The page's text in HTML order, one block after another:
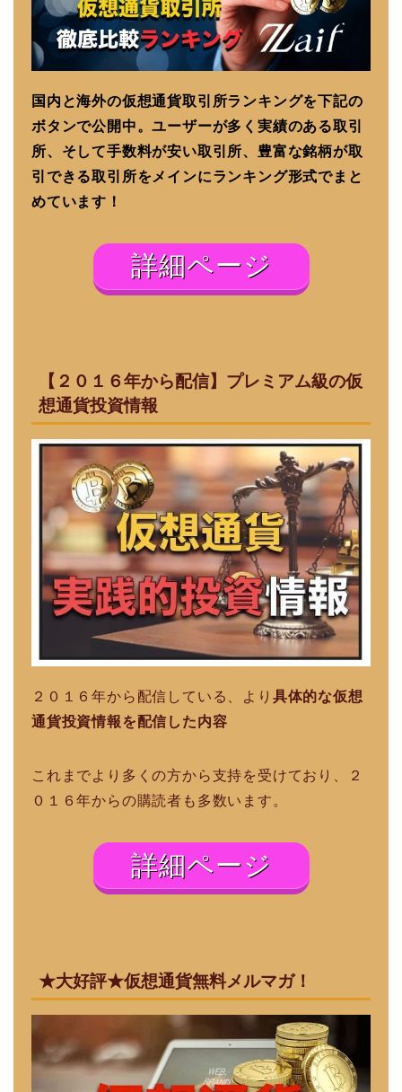
国内と海外の仮想通貨取引所ランキングを下記の
ボタンで公開中。ユーザーが多く実績のある取引
所、そして手数料が安い取引所、豊富な銘柄が取
引できる取引所をメインにランキング形式でまと
めています！
詳細ページ
【２０１６年から配信】プレミアム級の仮
想通貨投資情報
２０１６年から配信している、より 具体的な仮想
通貨投資情報を配信した内容
これまでより多くの方から支持を受けており、２
０１６年からの購読者も多数います。
詳細ページ
★大好評★仮想通貨無料メルマガ！